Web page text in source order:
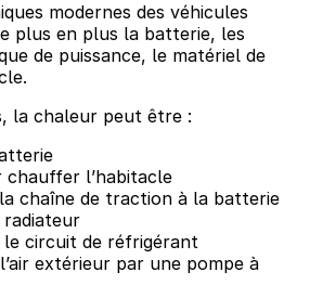
modernes des véhicules
plus en plus la batterie, les
de puissance, le matériel de
la chaleur peut être :
chauffer l’habitacle
chaîne de traction à la batterie
radiateur
le circuit de réfrigérant
extérieur par une pompe à